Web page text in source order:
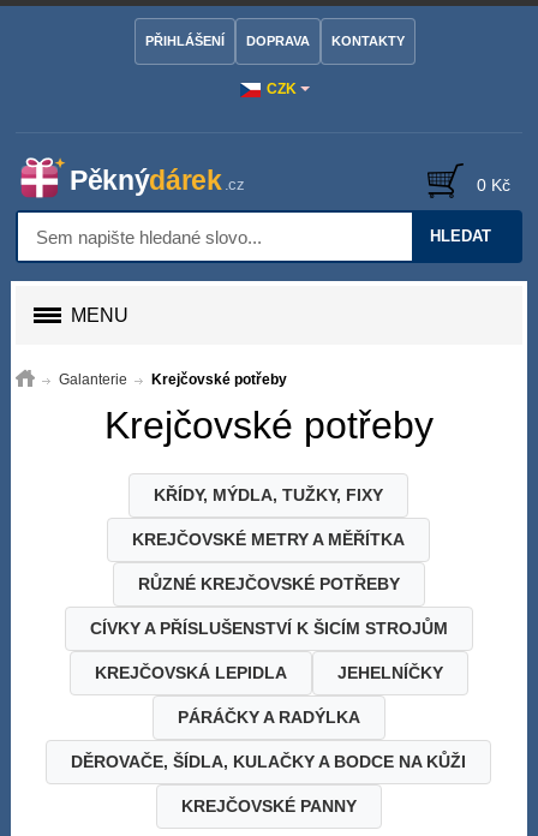
CZK
PŘIHLÁŠENÍ DOPRAVA KONTAKTY
HLEDAT
0 Kč
MENU
Galanterie Krejčovské potřeby
Krejčovské potřeby
KŘÍDY, MÝDLA, TUŽKY, FIXY
KREJČOVSKÉ METRY A MĚŘÍTKA
RŮZNÉ KREJČOVSKÉ POTŘEBY
CÍVKY A PŘÍSLUŠENSTVÍ K ŠICÍM STROJŮM
KREJČOVSKÁ LEPIDLA JEHELNÍČKY
PÁRÁČKY A RADÝLKA
DĚROVAČE, ŠÍDLA, KULAČKY A BODCE NA KŮŽI
KREJČOVSKÉ PANNY